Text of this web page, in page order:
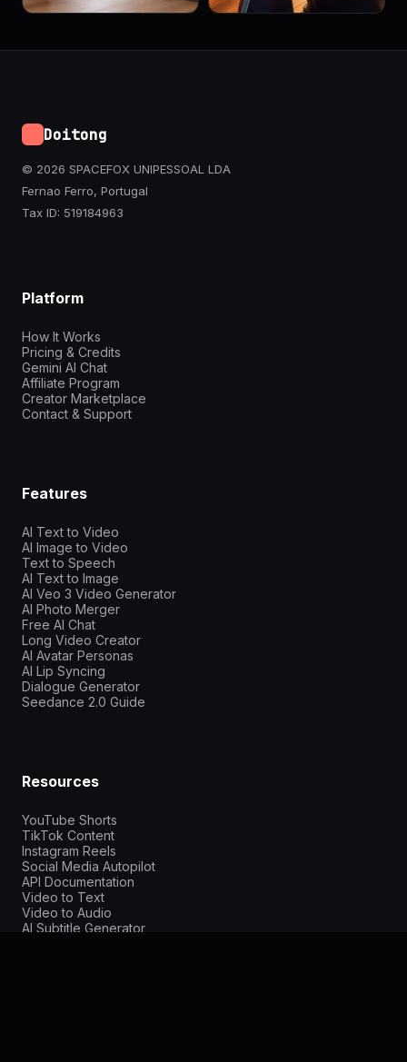
Doitong
© 2026 SPACEFOX UNIPESSOAL LDA
Fernao Ferro, Portugal
Tax ID: 519184963
Platform
How It Works
Pricing & Credits
Gemini AI Chat
Affiliate Program
Creator Marketplace
Contact & Support
Features
AI Text to Video
AI Image to Video
Text to Speech
AI Text to Image
AI Veo 3 Video Generator
AI Photo Merger
Free AI Chat
Long Video Creator
AI Avatar Personas
AI Lip Syncing
Dialogue Generator
Seedance 2.0 Guide
Resources
YouTube Shorts
TikTok Content
Instagram Reels
Social Media Autopilot
API Documentation
Video to Text
Video to Audio
AI Subtitle Generator